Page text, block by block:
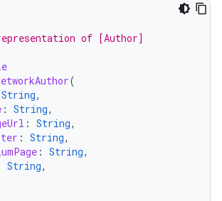
of [Author]
(
String,
: String,
: String,
: String,
: String,
String,